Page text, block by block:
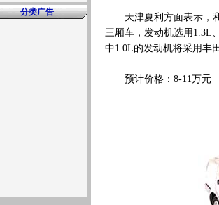
分类广告
天津夏利方面表示，和
三厢车，发动机选用1.3L
中1.0L的发动机将采用丰
预计价格：8-11万元